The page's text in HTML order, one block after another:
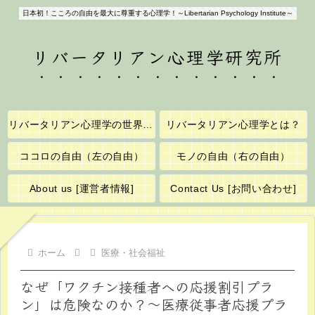
日本初！こころの自由を最大に尊重する心理学！～Libertarian Psychology Institute～
リバータリアン心理学研究所
リバータリアン心理学の世界へようこそ！ リバータリアン心理学とは？
ココロの自由（左の自由） モノの自由（右の自由）
About us [運営者情報] Contact Us [お問い合わせ]
ホーム 医療・社会福祉
なぜ「ワクチン接種者への応援割引プラ
ン」は危険なのか？～医療従事者応援プラ